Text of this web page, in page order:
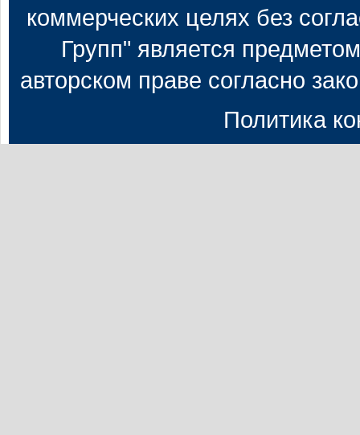
коммерческих целях без
Групп" является
авторском праве согласно
Политика